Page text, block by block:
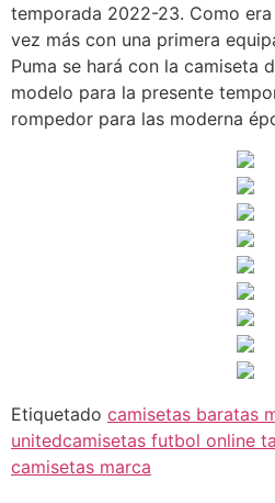
temporada 2022-23. Como
vez más con una primera
Puma se hará con la camiseta
modelo para la presente
rompedor para las moderna
Etiquetado camisetas baratas
unitedcamisetas futbol online
camisetas marca